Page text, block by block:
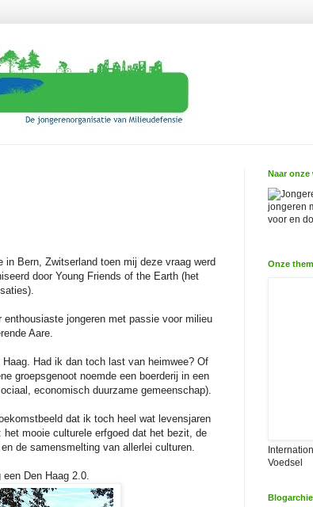
Bern, Zwitserland toen mij deze vraag werd
door Young Friends of the Earth (het
jongeren met passie voor milieu
Aare.
Had ik dan toch last van heimwee? Of
groepsgenoot noemde een boerderij in een
economisch duurzame gemeenschap).
dat ik toch heel wat levensjaren
mooie culturele erfgoed dat het bezit, de
de samensmelting van allerlei culturen.
Den Haag 2.0.
Naar onze
jongeren
voor en
Onze
Voedsel